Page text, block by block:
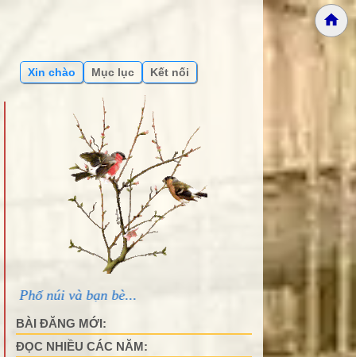
Xin chào Mục lục Kết nối
bè...
BÀI ĐĂNG MỚI:
ĐỌC NHIỀU CÁC NĂM: